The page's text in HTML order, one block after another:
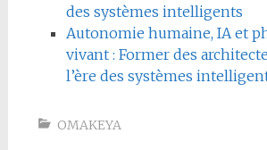
des systèmes intelligents
Autonomie humaine, IA et
vivant : Former des
l’ère des systèmes
OMAKEYA